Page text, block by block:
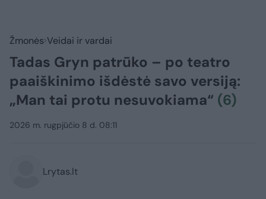
Žmonės Veidai ir vardai
Tadas Gryn patrūko – po teatro
paaiškinimo išdėstė savo versiją:
„Man tai protu nesuvokiama“ (6)
2026 m. rugpjūčio 8 d. 08:11
Lrytas.lt